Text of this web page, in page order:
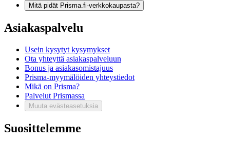
Mitä pidät Prisma.fi-verkkokaupasta?
Asiakaspalvelu
Usein kysytyt kysymykset
Ota yhteyttä asiakaspalveluun
Bonus ja asiakasomistajuus
Prisma-myymälöiden yhteystiedot
Mikä on Prisma?
Palvelut Prismassa
Muuta evästeasetuksia
Suosittelemme